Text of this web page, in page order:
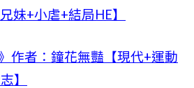
妹+小虐+結局HE】
作者：鐘花無豔【現代+運動
】